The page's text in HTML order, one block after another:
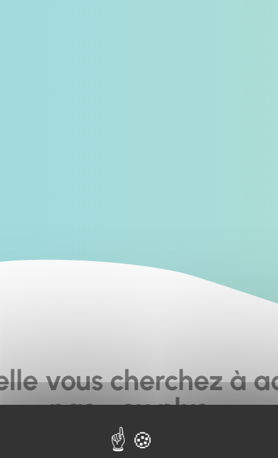
vous cherchez à
pas... ou plus.
de recherche en haut de page, ou à utiliser le menu